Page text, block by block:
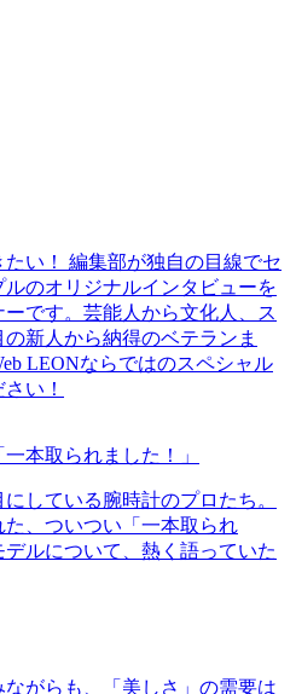
い！ 編集部が独自の目線でセ
のオリジナルインタビューを
です。芸能人から文化人、ス
新人から納得のベテランま
LEONならではのスペシャル
い！
本取られました！」
している腕時計のプロたち。
、ついつい「一本取られ
ルについて、熱く語っていた
がらも、「美しさ」の需要は